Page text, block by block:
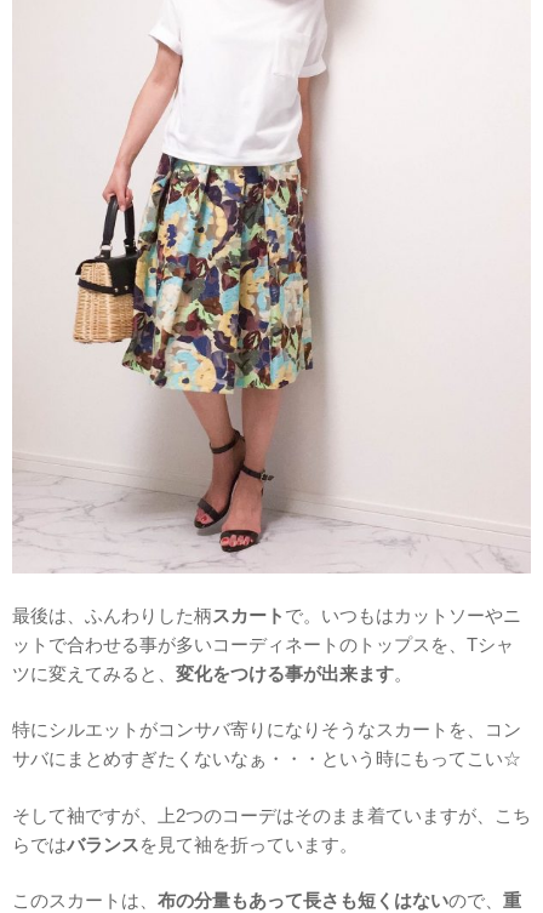
最後は、ふんわりした柄スカート で。いつもはカットソーやニ
ットで合わせる事が多いコーディネートのトップスを、Tシャ
ツに変えてみると、 変化をつける事が出来ます。
特にシルエットがコンサバ寄りになりそうなスカートを、コン
サバにまとめすぎたくないなぁ・・・という時にもってこい☆
そして袖ですが、上2つのコーデはそのまま着ていますが、こち
らではバランスを見て袖を折っています。
このスカートは、 布の分量もあって長さも短くはないので、 重